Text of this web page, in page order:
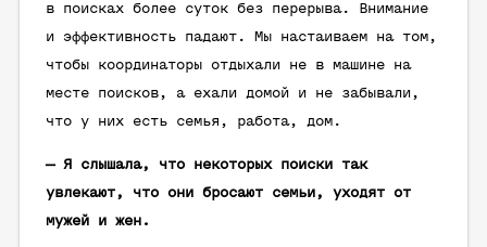
в поисках более суток без перерыва. Внимание
и эффективность падают. Мы настаиваем на том,
чтобы координаторы отдыхали не в машине на
месте поисков, а ехали домой и не забывали,
что у них есть семья, работа, дом.
— Я слышала, что некоторых поиски так
увлекают, что они бросают семьи, уходят от
мужей и жен.